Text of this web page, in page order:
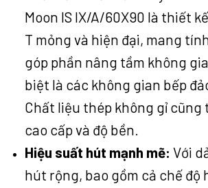
Moon IS IX/A/60X90 là thiết
T mỏng và hiện đại, mang
góp phần nâng tầm không
biệt là các không gian bếp
Chất liệu thép không gỉ cũng
cao cấp và độ bền.
Hiệu suất hút mạnh mẽ: Với
hút rộng, bao gồm cả chế độ